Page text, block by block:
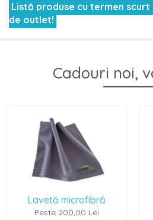
Listă produse cu termen
de outlet!
Cadouri noi,
Bio true (60